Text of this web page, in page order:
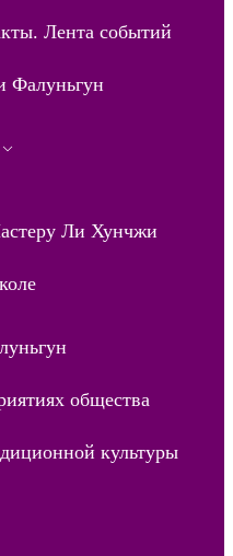
Лента событий
Фалуньгун
Ли Хунчжи
общества
культуры